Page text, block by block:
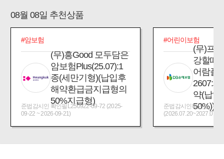
08월 08일 추천상품
#암보험
(무)흥Good 모두담은
암보험Plus(25.07):1
종(세만기형)(납입후
해약환급금지급형의
50%지급형)
준법감시인 확인필L250922-09-72 (2025-
09-22 ~ 2026-09-21)
#어린이보험
(무)프
강할때
어람플
2607:
약(납입
50%))
준법감시인확인필_제